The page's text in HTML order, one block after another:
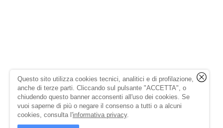
Questo sito utilizza cookies tecnici, analitici e di profilazione,
anche di terze parti. Cliccando sul pulsante "ACCETTA", o
chiudendo questo banner acconsenti all'uso dei cookies. Se
vuoi saperne di più o negare il consenso a tutti o a alcuni
cookies, consulta l'informativa privacy.